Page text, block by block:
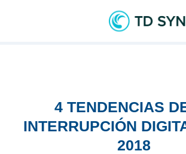
4 TENDENCIAS
INTERRUPCIÓN
2018